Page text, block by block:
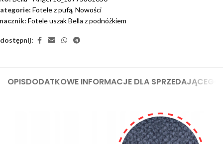
Fotele z pufą, Nowości
Fotele uszak Bella z podnóżkiem
OPISDODATKOWE INFORMACJE DLA SPRZEDAJĄCEGO